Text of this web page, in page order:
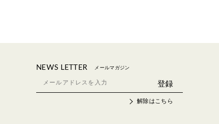
NEWS LETTER メールマガジン
解除はこちら